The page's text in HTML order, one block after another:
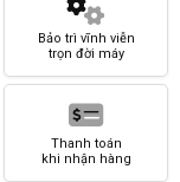
Bảo trì vĩnh viễn
trọn đời máy
Thanh toán
khi nhận hàng